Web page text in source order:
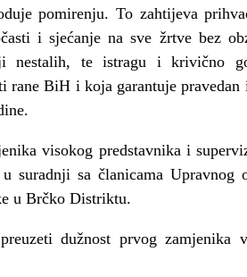
pomirenju. To zahtijeva
i sjećanje na sve žrtve bez
nestalih, te istragu i krivično
BiH i koja garantuje pravedan
visokog predstavnika i
suradnji sa članicama Upravnog
u Brčko Distriktu.
dužnost prvog zamjenika